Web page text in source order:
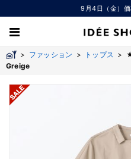
9月4日（金）
> ファッション > トップス >
Greige